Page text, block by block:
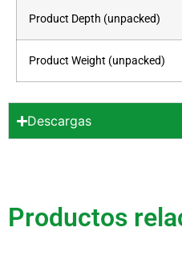
Product Depth (unpacked)
Product Weight (unpacked)
Descargas
Productos